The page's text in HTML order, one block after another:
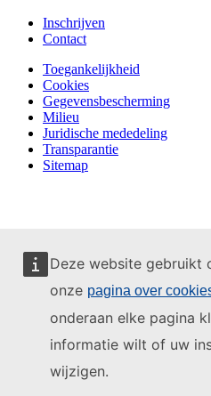
Deze website gebruikt
onze pagina over
onderaan elke pagina
informatie wilt of uw
wijzigen.
Inschrijven
Contact
Toegankelijkheid
Cookies
Gegevensbescherming
Milieu
Juridische mededeling
Transparantie
Sitemap